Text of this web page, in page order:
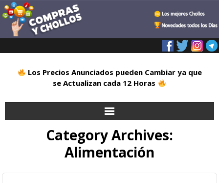
Los Precios Anunciados pueden Cambiar ya que
se Actualizan cada 12 Horas
Category Archives:
Alimentación